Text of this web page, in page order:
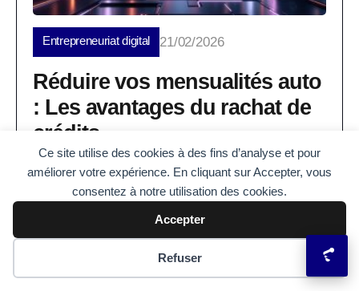
Ce site utilise des cookies à des fins d’analyse et pour
améliorer votre expérience. En cliquant sur Accepter, vous
consentez à notre utilisation des cookies.
Accepter
Refuser
Préférences des cookies
Entrepreneuriat digital 21/02/2026
Réduire vos mensualités auto
: Les avantages du rachat de
crédits
Vous souhaitez souffler un peu sans abandonner
votre voiture ou vos projets ? Le rachat de crédits
appliqué à votre...
Christophe